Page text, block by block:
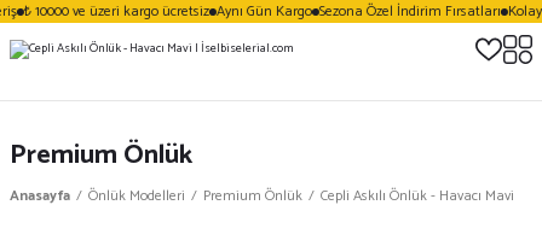
₺ 10000 ve üzeri kargo ücretsiz Aynı Gün Kargo Sezona Özel İndirim Fırsatları Kolay
Premium Önlük
Anasayfa Önlük Modelleri Premium Önlük Cepli Askılı Önlük - Havacı Mavi